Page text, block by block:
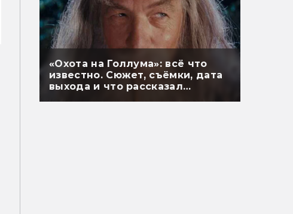
«Охота на Голлума»: всё что
известно. Сюжет, съёмки, дата
выхода и что рассказал